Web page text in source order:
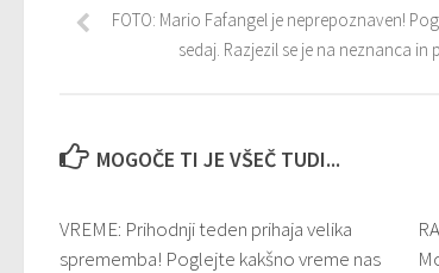
FOTO: Mario Fafangel je neprepoznaven!
sedaj. Razjezil se je na neznanca in
MOGOČE TI JE VŠEČ TUDI...
VREME: Prihodnji teden prihaja velika
sprememba! Poglejte kakšno vreme nas